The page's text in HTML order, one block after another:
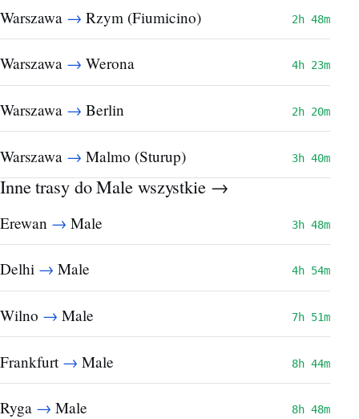
Warszawa → Rzym (Fiumicino) 2h 48m
Warszawa → Werona 4h 23m
Warszawa → Berlin 2h 20m
Warszawa → Malmo (Sturup) 3h 40m
Inne trasy do Malewszystkie →
Erewan → Male 3h 48m
Delhi → Male 4h 54m
Wilno → Male 7h 51m
Frankfurt → Male 8h 44m
Ryga → Male 8h 48m